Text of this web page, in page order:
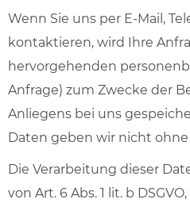
Wenn Sie uns per E-Mail,
kontaktieren, wird Ihre
hervorgehenden
Anfrage) zum Zwecke der
Anliegens bei uns
Daten geben wir nicht
Die Verarbeitung dieser
von Art. 6 Abs. 1 lit. b